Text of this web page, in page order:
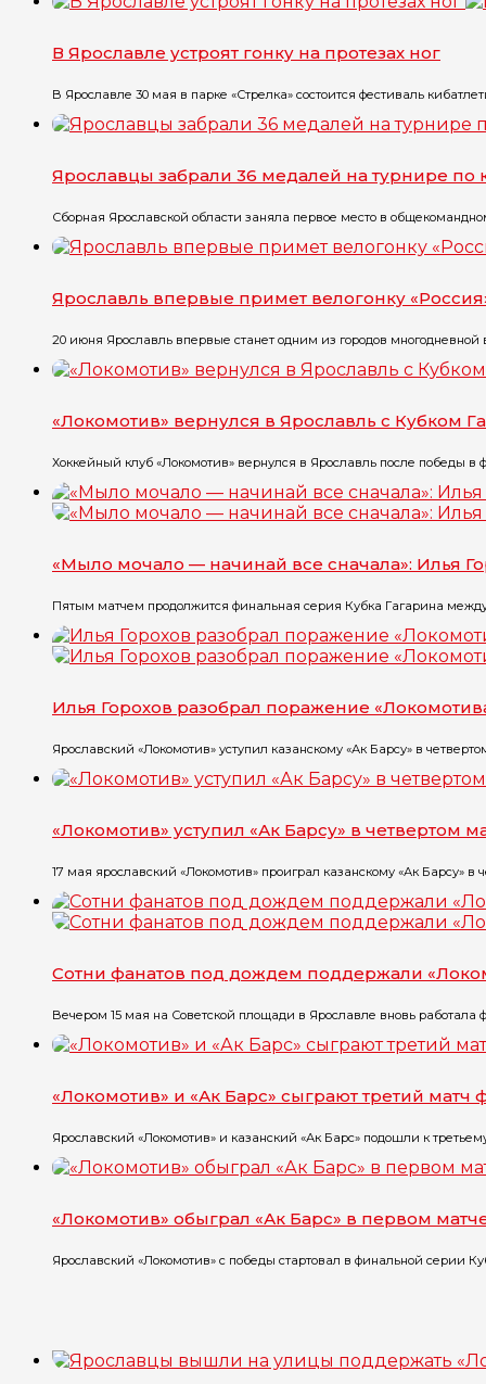
В Ярославле устроят гонку на протезах ног
В Ярославле 30 мая в парке «Стрелка» состоится фестиваль
Ярославцы забрали 36 медалей на турнире по
Сборная Ярославской области заняла первое место в
Ярославль впервые примет велогонку
20 июня Ярославль впервые станет одним из городов многодневной
«Локомотив» вернулся в Ярославль с Кубком
Хоккейный клуб «Локомотив» вернулся в Ярославль после победы
«Мыло мочало — начинай все сначала»: Илья
Пятым матчем продолжится финальная серия Кубка Гагарина
Илья Горохов разобрал поражение
Ярославский «Локомотив» уступил казанскому «Ак Барсу» в
«Локомотив» уступил «Ак Барсу» в четвертом
17 мая ярославский «Локомотив» проиграл казанскому «Ак Барсу» в
Сотни фанатов под дождем поддержали
Вечером 15 мая на Советской площади в Ярославле вновь работала
«Локомотив» и «Ак Барс» сыграют третий
Ярославский «Локомотив» и казанский «Ак Барс» подошли к
«Локомотив» обыграл «Ак Барс» в первом
Ярославский «Локомотив» с победы стартовал в финальной серии